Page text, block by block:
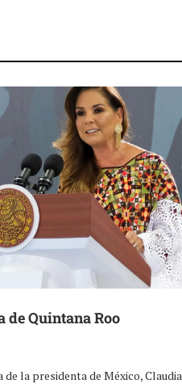
de Quintana Roo
de la presidenta de México, Claudia